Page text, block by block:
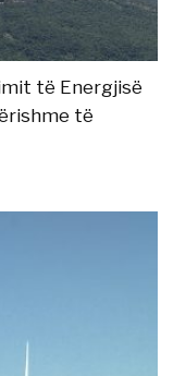
të Energjisë
të